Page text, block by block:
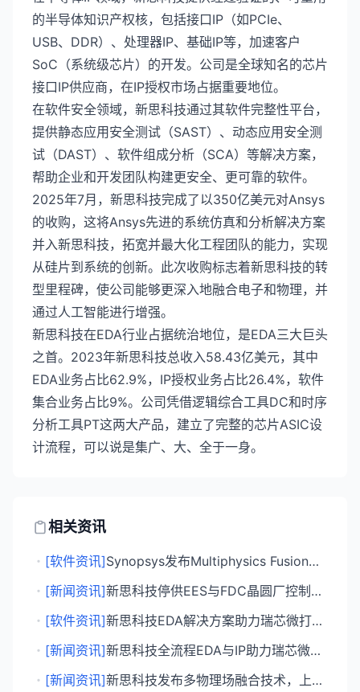
的半导体知识产权核，包括接口IP（如PCIe、
USB、DDR）、处理器IP、基础IP等，加速客户
SoC（系统级芯片）的开发。公司是全球知名的芯片
接口IP供应商，在IP授权市场占据重要地位。
在软件安全领域，新思科技通过其软件完整性平台，
提供静态应用安全测试（SAST）、动态应用安全测
试（DAST）、软件组成分析（SCA）等解决方案，
帮助企业和开发团队构建更安全、更可靠的软件。
2025年7月，新思科技完成了以350亿美元对Ansys
的收购，这将Ansys先进的系统仿真和分析解决方案
并入新思科技，拓宽并最大化工程团队的能力，实现
从硅片到系统的创新。此次收购标志着新思科技的转
型里程碑，使公司能够更深入地融合电子和物理，并
通过人工智能进行增强。
新思科技在EDA行业占据统治地位，是EDA三大巨头
之首。2023年新思科技总收入58.43亿美元，其中
EDA业务占比62.9%，IP授权业务占比26.4%，软件
集合业务占比9%。公司凭借逻辑综合工具DC和时序
分析工具PT这两大产品，建立了完整的芯片ASIC设
计流程，可以说是集广、大、全于一身。
相关资讯
・ [软件资讯]
Synopsys发布Multiphysics Fusion将Ansys物理签核嵌入EDA时序收敛
・ [新闻资讯]
新思科技停供EES与FDC晶圆厂控制软件聚焦AI芯片设计
・ [软件资讯]
新思科技EDA解决方案助力瑞芯微打造面向具身智能的AIoT芯片RK3588
・ [新闻资讯]
新思科技全流程EDA与IP助力瑞芯微打造具身智能旗舰AIoT SoC
・ [新闻资讯] 新思科技发布多物理场融合技术，上海技术开放日聚焦Multi-Die设计